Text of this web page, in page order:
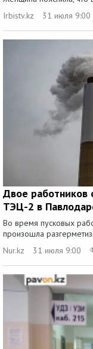
Irbistv.kz
31 июля 9:00
Двое работников
ТЭЦ-2 в
Во время пусковых
произошла
Nur.kz
31 июля 9:00